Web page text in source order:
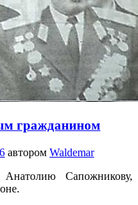
гражданином
автором Waldemar
Сапожникову,